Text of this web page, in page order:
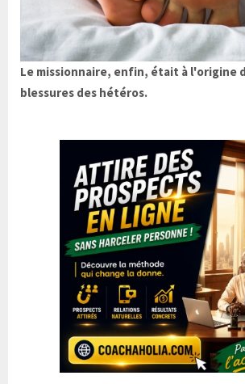
Le missionnaire, enfin, était à l'origine
blessures des hétéros.